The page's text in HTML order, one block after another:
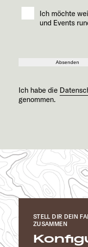
Ich möchte
und Events
Absenden
Ich habe die
genommen.
STELL DIR DEIN
ZUSAMMEN